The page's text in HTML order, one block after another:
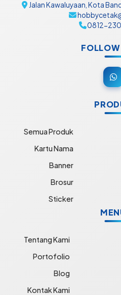
Jalan Kawaluyaan, Kota
0812-
Semua Produk
Kartu Nama
Banner
Brosur
Sticker
Tentang Kami
Portofolio
Blog
Kontak Kami